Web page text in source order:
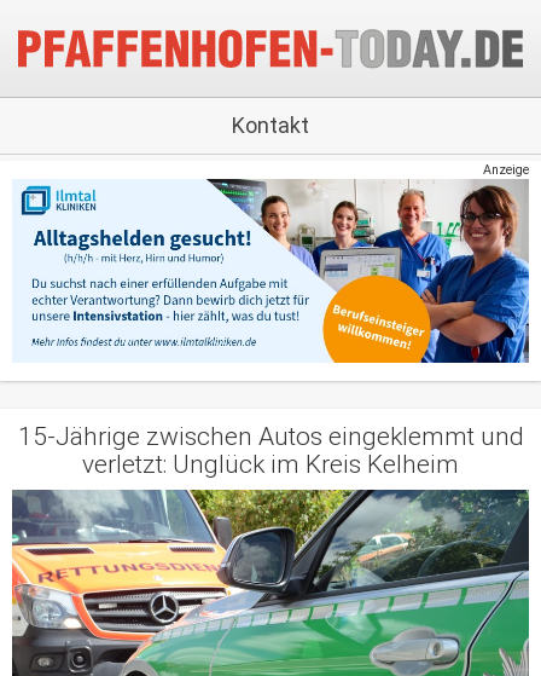
Kontakt
Anzeige
15-Jährige zwischen Autos eingeklemmt und
verletzt: Unglück im Kreis Kelheim